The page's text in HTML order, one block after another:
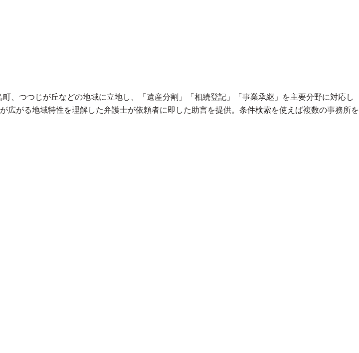
、つつじが丘などの地域に立地し、「遺産分割」「相続登記」「事業承継」を主要分野に対応し
がる地域特性を理解した弁護士が依頼者に即した助言を提供。条件検索を使えば複数の事務所を